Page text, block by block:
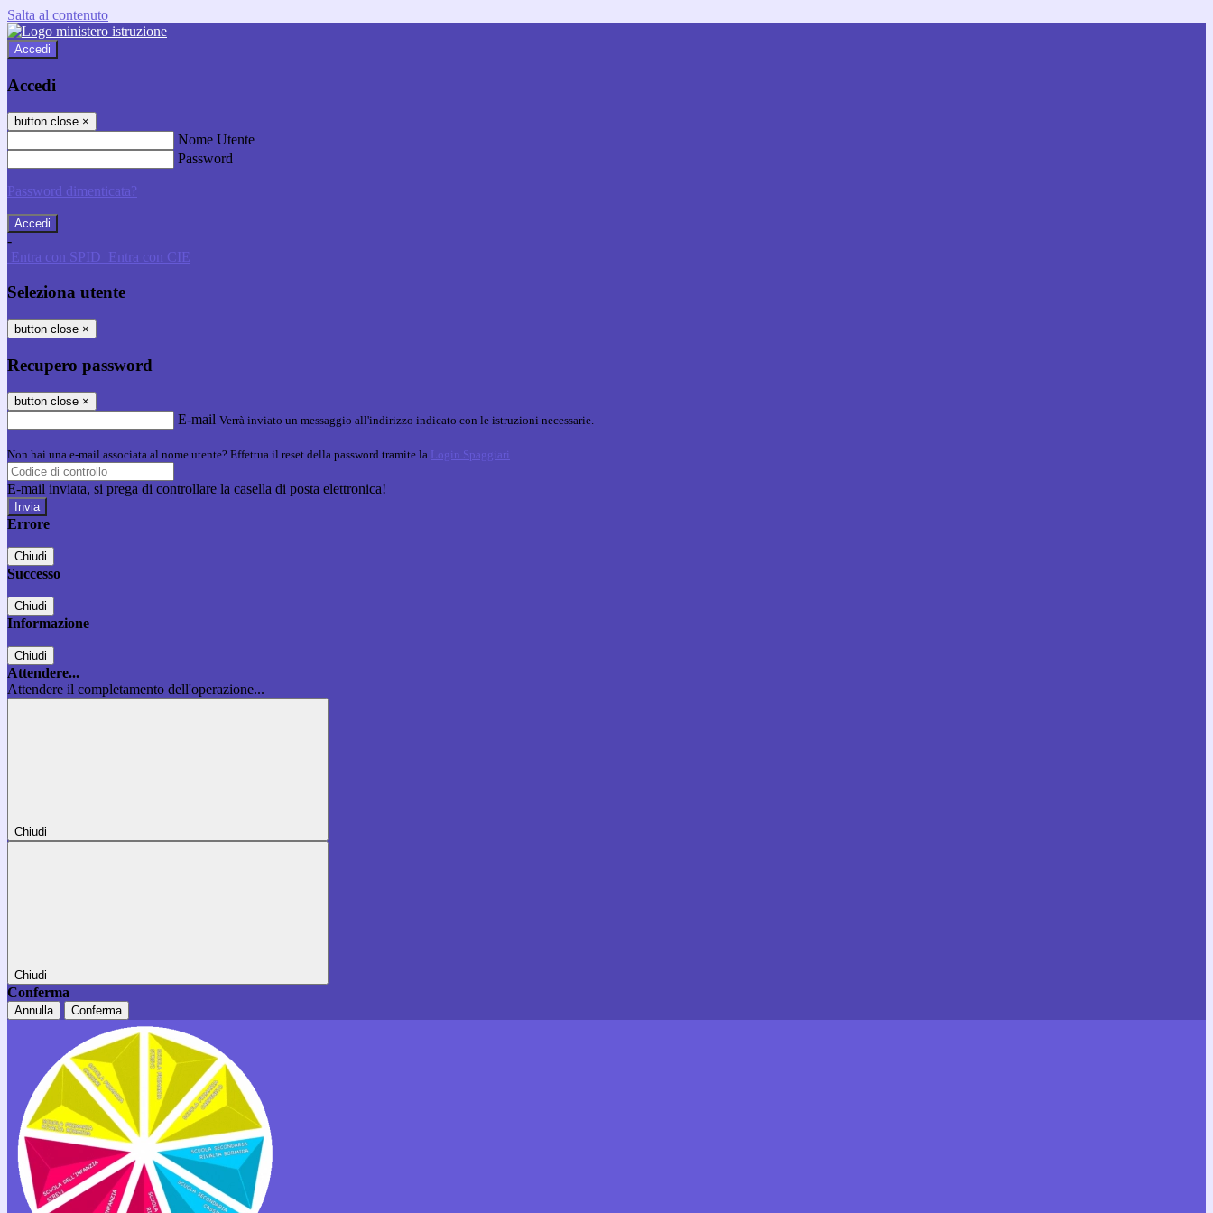
Salta al contenuto
Accedi
Accedi
button close ×
Nome Utente
Password
Password dimenticata?
-
Entra con SPID Entra con CIE
Seleziona utente
button close ×
Recupero password
button close ×
E-mail Verrà inviato un messaggio all'indirizzo indicato con le istruzioni necessarie.
Non hai una e-mail associata al nome utente? Effettua il reset della password tramite la Login Spaggiari
E-mail inviata, si prega di controllare la casella di posta elettronica!
Errore
Chiudi
Successo
Chiudi
Informazione
Chiudi
Attendere...
Attendere il completamento dell'operazione...
Chiudi
Chiudi
Conferma
Annulla Conferma